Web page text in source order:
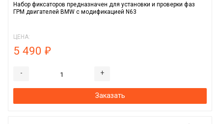
Набор фиксаторов предназначен для установки и проверки фаз
ГРМ двигателей BMW с модификацией N63
ЦЕНА:
5 490 ₽
- +
Заказать